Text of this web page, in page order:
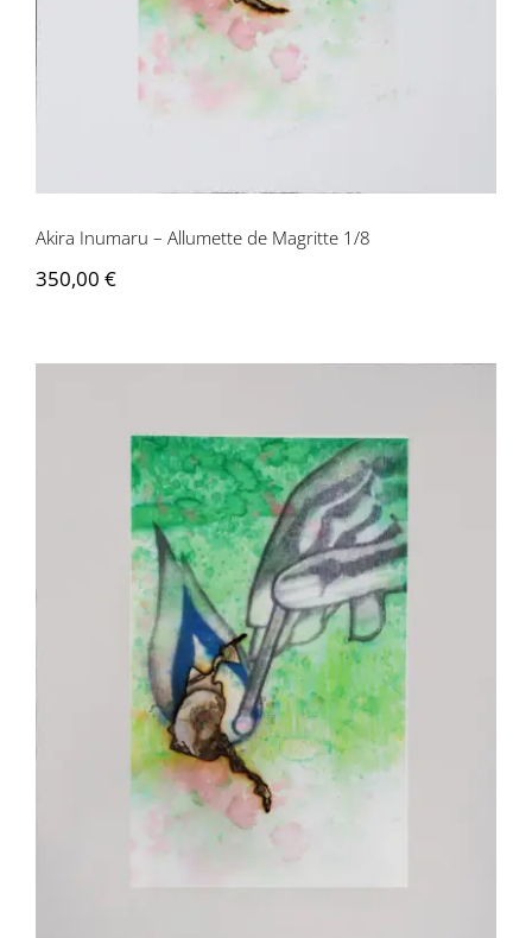
Contactez-nous
Akira Inumaru – Allumette de Magritte 1/8
350,00 €
Akira Inumaru – Allumette de Magritte
2/8